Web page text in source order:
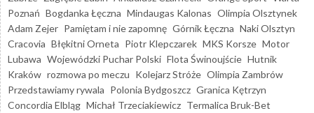
Poznań Bogdanka Łęczna Mindaugas Kalonas Olimpia Olsztynek
Adam Zejer Pamiętam i nie zapomnę Górnik Łęczna Naki Olsztyn
Cracovia Błękitni Orneta Piotr Klepczarek MKS Korsze Motor
Lubawa Wojewódzki Puchar Polski Flota Świnoujście Hutnik
Kraków rozmowa po meczu Kolejarz Stróże Olimpia Zambrów
Przedstawiamy rywala Polonia Bydgoszcz Granica Kętrzyn
Concordia Elbląg Michał Trzeciakiewicz Termalica Bruk-Bet